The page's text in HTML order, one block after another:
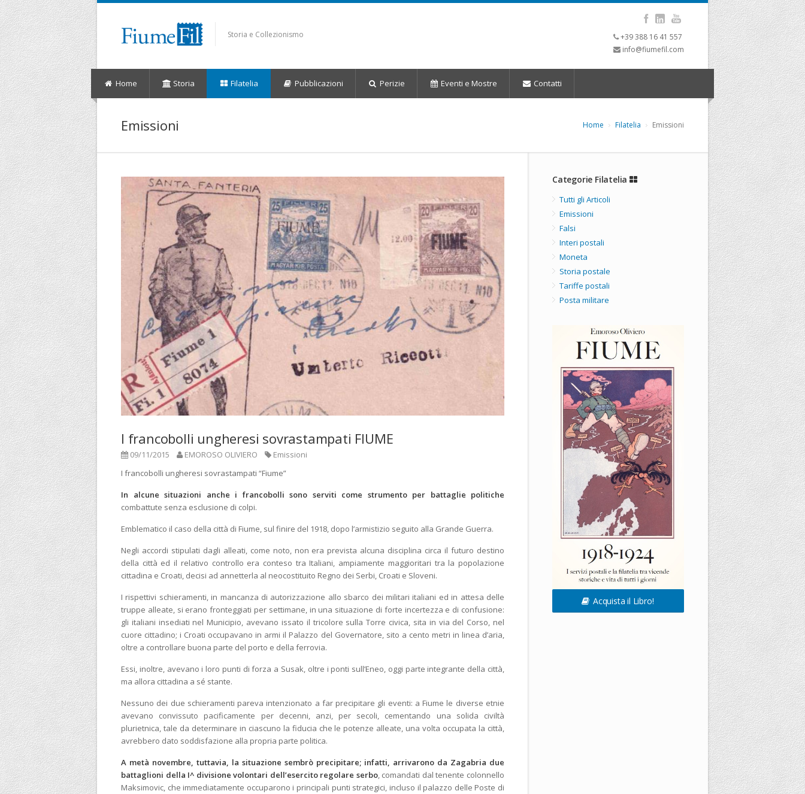
Storia e Collezionismo
+39 388 16 41 557
info@fiumefil.com
Home Storia Filatelia Pubblicazioni Perizie Eventi e Mostre Contatti
Emissioni Home Filatelia Emissioni
I francobolli ungheresi sovrastampati FIUME
09/11/2015 EMOROSO OLIVIERO
Emissioni
I francobolli ungheresi sovrastampati “Fiume”
In alcune situazioni anche i francobolli sono serviti come strumento per battaglie politiche
combattute senza esclusione di colpi.
Emblematico il caso della città di Fiume, sul finire del 1918, dopo l’armistizio seguito alla Grande Guerra.
Negli accordi stipulati dagli alleati, come noto, non era prevista alcuna disciplina circa il futuro destino
della città ed il relativo controllo era conteso tra Italiani, ampiamente maggioritari tra la popolazione
cittadina e Croati, decisi ad annetterla al neocostituito Regno dei Serbi, Croati e Sloveni.
I rispettivi schieramenti, in mancanza di autorizzazione allo sbarco dei militari italiani ed in attesa delle
truppe alleate, si erano fronteggiati per settimane, in una situazione di forte incertezza e di confusione:
gli italiani insediati nel Municipio, avevano issato il tricolore sulla Torre civica, sita in via del Corso, nel
cuore cittadino; i Croati occupavano in armi il Palazzo del Governatore, sito a cento metri in linea d’aria,
oltre a controllare buona parte del porto e della ferrovia.
Essi, inoltre, avevano i loro punti di forza a Susak, oltre i ponti sull’Eneo, oggi parte integrante della città,
ma allora cittadina a sé stante.
Nessuno dei due schieramenti pareva intenzionato a far precipitare gli eventi: a Fiume le diverse etnie
avevano convissuto pacificamente per decenni, anzi, per secoli, cementando una solida civiltà
plurietnica, tale da determinare in ciascuno la fiducia che le potenze alleate, una volta occupata la città,
avrebbero dato soddisfazione alla propria parte politica.
A metà novembre, tuttavia, la situazione sembrò precipitare; infatti, arrivarono da Zagabria due
battaglioni della I^ divisione volontari dell’esercito regolare serbo, comandati dal tenente colonnello
Maksimovic, che immediatamente occuparono i principali punti strategici, incluso il palazzo delle Poste di
Categorie Filatelia
Tutti gli Articoli
Emissioni
Falsi
Interi postali
Moneta
Storia postale
Tariffe postali
Posta militare
Acquista il Libro!